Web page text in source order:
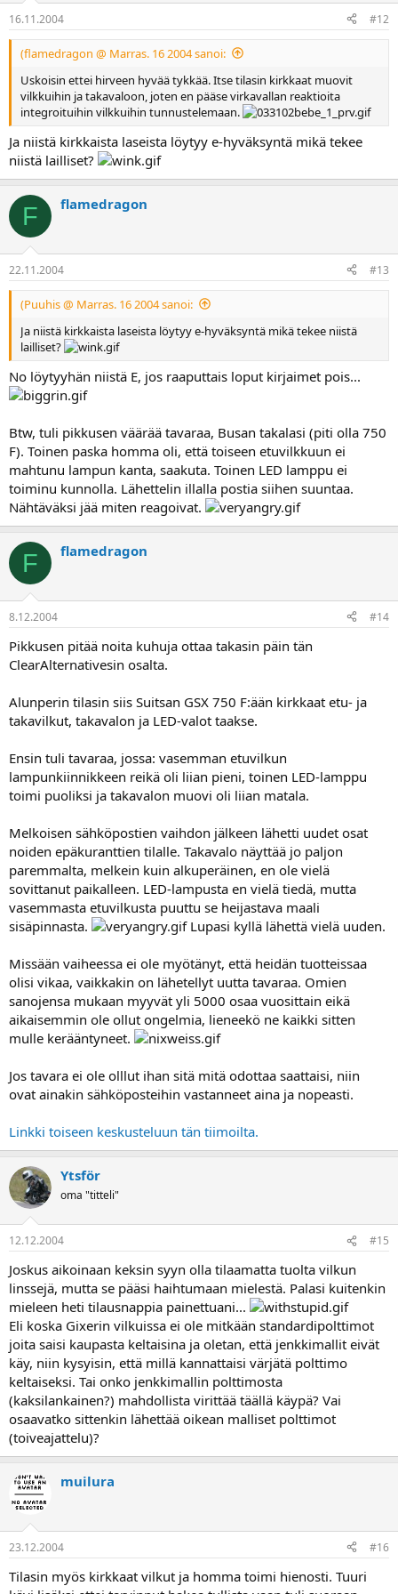
16.11.2004 #12
(flamedragon @ Marras. 16 2004 sanoi:
Uskoisin ettei hirveen hyvää tykkää. Itse tilasin kirkkaat muovit
vilkkuihin ja takavaloon, joten en pääse virkavallan reaktioita
integroituihin vilkkuihin tunnustelemaan.
Ja niistä kirkkaista laseista löytyy e-hyväksyntä mikä tekee
niistä lailliset?
F flamedragon
22.11.2004 #13
(Puuhis @ Marras. 16 2004 sanoi:
Ja niistä kirkkaista laseista löytyy e-hyväksyntä mikä tekee niistä
lailliset?
No löytyyhän niistä E, jos raaputtais loput kirjaimet pois...
Btw, tuli pikkusen väärää tavaraa, Busan takalasi (piti olla 750
F). Toinen paska homma oli, että toiseen etuvilkkuun ei
mahtunu lampun kanta, saakuta. Toinen LED lamppu ei
toiminu kunnolla. Lähettelin illalla postia siihen suuntaa.
Nähtäväksi jää miten reagoivat.
F flamedragon
8.12.2004 #14
Pikkusen pitää noita kuhuja ottaa takasin päin tän
ClearAlternativesin osalta.
Alunperin tilasin siis Suitsan GSX 750 F:ään kirkkaat etu- ja
takavilkut, takavalon ja LED-valot taakse.
Ensin tuli tavaraa, jossa: vasemman etuvilkun
lampunkiinnikkeen reikä oli liian pieni, toinen LED-lamppu
toimi puoliksi ja takavalon muovi oli liian matala.
Melkoisen sähköpostien vaihdon jälkeen lähetti uudet osat
noiden epäkuranttien tilalle. Takavalo näyttää jo paljon
paremmalta, melkein kuin alkuperäinen, en ole vielä
sovittanut paikalleen. LED-lampusta en vielä tiedä, mutta
vasemmasta etuvilkusta puuttu se heijastava maali
sisäpinnasta.
Lupasi kyllä lähettä vielä uuden.
Missään vaiheessa ei ole myötänyt, että heidän tuotteissaa
olisi vikaa, vaikkakin on lähetellyt uutta tavaraa. Omien
sanojensa mukaan myyvät yli 5000 osaa vuosittain eikä
aikaisemmin ole ollut ongelmia, lieneekö ne kaikki sitten
mulle kerääntyneet.
Jos tavara ei ole olllut ihan sitä mitä odottaa saattaisi, niin
ovat ainakin sähköposteihin vastanneet aina ja nopeasti.
Linkki toiseen keskusteluun tän tiimoilta.
Ytsför
oma "titteli"
12.12.2004 #15
Joskus aikoinaan keksin syyn olla tilaamatta tuolta vilkun
linssejä, mutta se pääsi haihtumaan mielestä. Palasi kuitenkin
mieleen heti tilausnappia painettuani...
Eli koska Gixerin vilkuissa ei ole mitkään standardipolttimot
joita saisi kaupasta keltaisina ja oletan, että jenkkimallit eivät
käy, niin kysyisin, että millä kannattaisi värjätä polttimo
keltaiseksi. Tai onko jenkkimallin polttimosta
(kaksilankainen?) mahdollista virittää täällä käypä? Vai
osaavatko sittenkin lähettää oikean malliset polttimot
(toiveajattelu)?
muilura
23.12.2004 #16
Tilasin myös kirkkaat vilkut ja homma toimi hienosti. Tuuri